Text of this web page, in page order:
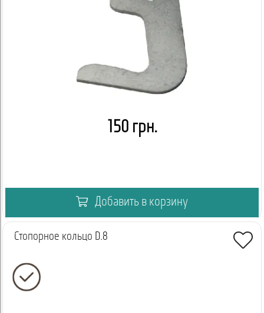
150 грн.
Добавить в корзину
Стопорное кольцо D.8